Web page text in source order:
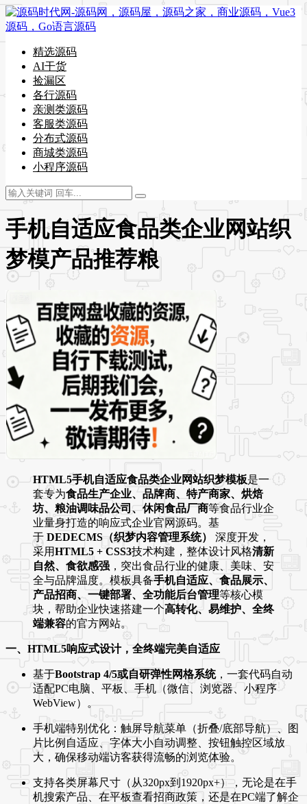
精选源码
AI干货
捡漏区
各行源码
亲测类源码
客服类源码
分布式源码
商城类源码
小程序源码
手机自适应食品类企业网站织
梦模产品推荐粮
HTML5手机自适应食品类企业网站织梦模板是一
套专为食品生产企业、品牌商、特产商家、烘焙
坊、粮油调味品公司、休闲食品厂商等食品行业企
业量身打造的响应式企业官网源码。基
于 DEDECMS（织梦内容管理系统）
深度开发，
采用HTML5 + CSS3技术构建，整体设计风格清新
自然、食欲感强 ，突出食品行业的健康、美味、安
全与品牌温度。模板具备手机自适应、食品展示、
产品招商、一键部署、全功能后台管理等核心模
块，帮助企业快速搭建一个高转化、易维护、全终
端兼容的官方网站。
一、HTML5响应式设计，全终端完美自适应
基于Bootstrap 4/5或自研弹性网格系统，一套代码自动
适配PC电脑、平板、手机（微信、浏览器、小程序
WebView）。
手机端特别优化：触屏导航菜单（折叠/底部导航）、图
片比例自适应、字体大小自动调整、按钮触控区域放
大，确保移动端访客获得流畅的浏览体验。
支持各类屏幕尺寸（从320px到1920px+），无论是在手
机搜索产品、在平板查看招商政策，还是在PC端了解企